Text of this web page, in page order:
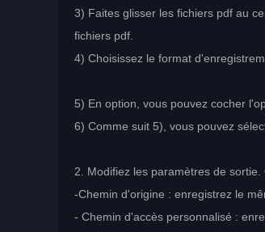
3) Faites glisser les fichiers pdf au
fichiers pdf.
4) Choisissez le format
5) En option, vous pouvez cocher
6) Comme suit 5), vous pouvez
2. Modifiez les paramètres de
-Chemin d'origine : enregistrez le
- Chemin d'accès personnalisé :